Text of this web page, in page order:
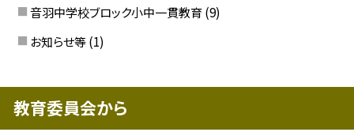
音羽中学校ブロック小中一貫教育 (9)
お知らせ等 (1)
教育委員会から